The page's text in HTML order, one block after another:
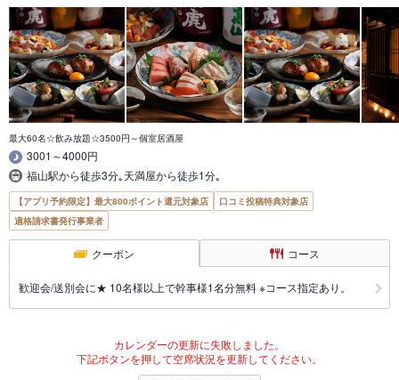
最大60名☆飲み放題☆3500円～個室居酒屋
3001～4000円
福山駅から徒歩3分｡天満屋から徒歩1分｡
【アプリ予約限定】最大800ポイント還元対象店
口コミ投稿特典対象店
適格請求書発行事業者
クーポン コース
歓迎会/送別会に★ 10名様以上で幹事様1名分無料 ※コース指定あり。
カレンダーの更新に失敗しました。
下記ボタンを押して空席状況を更新してください。